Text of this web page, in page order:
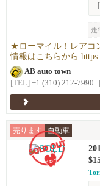
走
★ローマイル！レアコ
情報はこちらから
AB auto town
[TEL] +1 (310) 212-7990
売ります 自動車
s !